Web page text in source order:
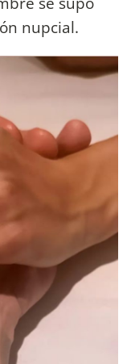
nupcial.